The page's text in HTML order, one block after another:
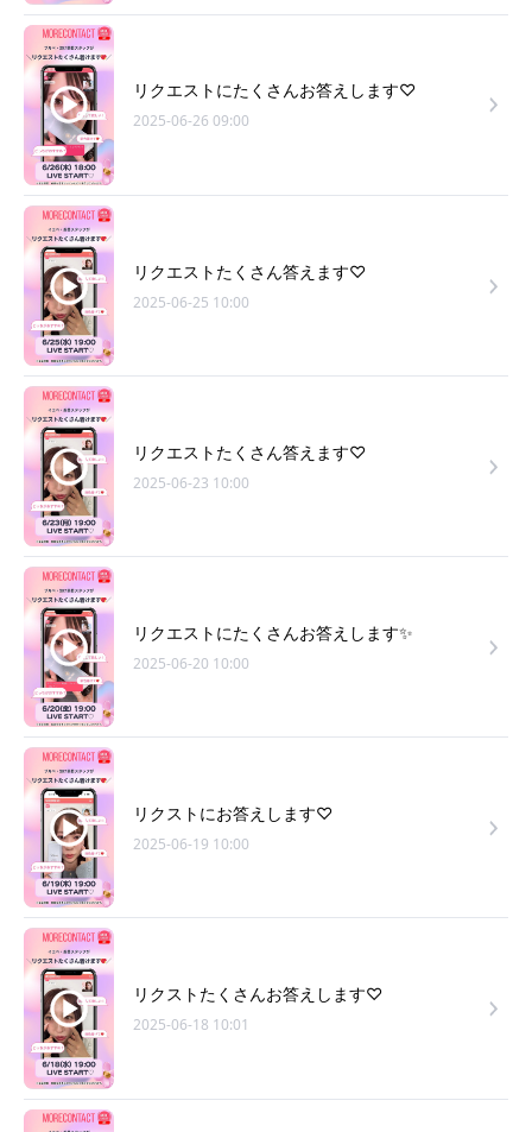
リクエストにたくさんお答えします♡
2025-06-26 09:00
リクエストたくさん答えます♡
2025-06-25 10:00
リクエストたくさん答えます♡
2025-06-23 10:00
リクエストにたくさんお答えします✨
2025-06-20 10:00
リクストにお答えします♡
2025-06-19 10:00
リクストたくさんお答えします♡
2025-06-18 10:01